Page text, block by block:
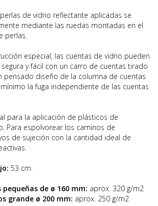
de vidrio reflectante aplicadas se
mediante las ruedas montadas en el
perlas.
especial, las cuentas de vidrio pueden
y fácil con un carro de cuentas tirado
pensado diseño de la columna de cuentas
la fuga independiente de las cuentas
para la aplicación de plásticos de
Para espolvorear los caminos de
de sujeción con la cantidad ideal de
53 cm.
pequeñas de ø 160 mm: aprox. 320 g/m2
grande ø 200 mm: aprox. 250 g/m2